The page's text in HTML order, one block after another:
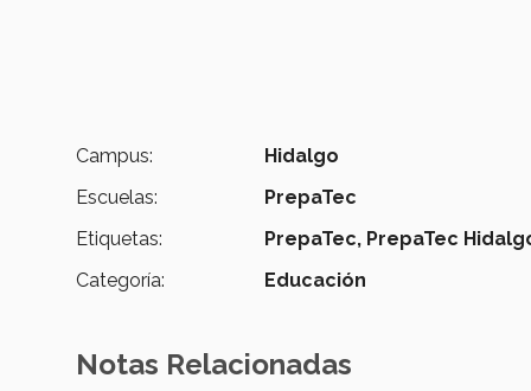
Campus:
Hidalgo
Escuelas:
PrepaTec
Etiquetas:
PrepaTec, PrepaTec
Categoría:
Educación
Notas Relacionadas